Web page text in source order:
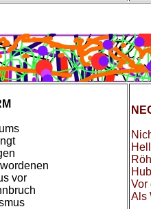
vor
Vor
Als